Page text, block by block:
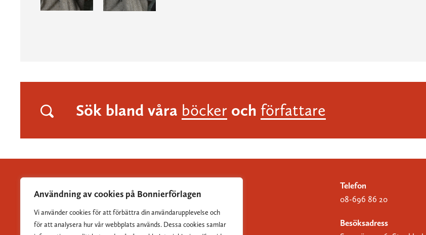
Användning av cookies på Bonnierförlagen
Vi använder cookies för att förbättra din användarupplevelse och
för att analysera hur vår webbplats används. Dessa cookies samlar
Sök bland våra böcker och författare
Albert Bonniers Förlag grundades 1837 och är Sveriges
Telefon
08-696 86 20
Besöksadress